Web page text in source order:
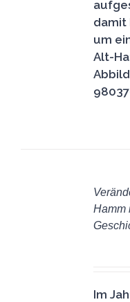
damit
um
Alt-
WARENKORB
Hamm
Im